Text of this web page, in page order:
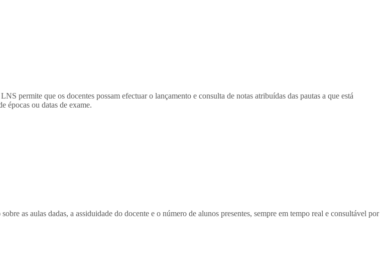
permite que os docentes possam efectuar o lançamento e consulta de notas atribuídas das pautas a que está
épocas ou datas de exame.
as aulas dadas, a assiduidade do docente e o número de alunos presentes, sempre em tempo real e consultável por